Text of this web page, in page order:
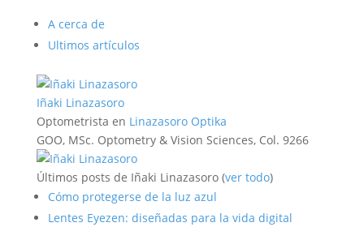
A cerca de
Ultimos artículos
Iñaki Linazasoro
Optometrista en Linazasoro Optika
GOO, MSc. Optometry & Vision Sciences, Col. 9266
Últimos posts de Iñaki Linazasoro (ver todo)
Cómo protegerse de la luz azul
Lentes Eyezen: diseñadas para la vida digital